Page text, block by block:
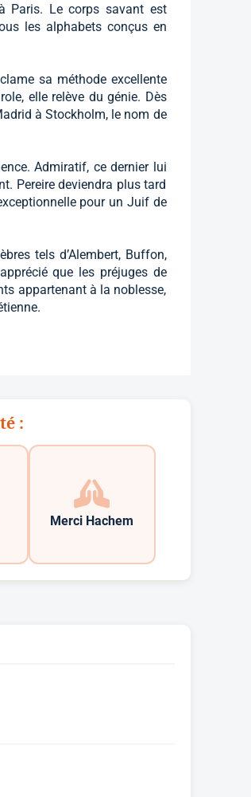
Paris. Le corps savant est
les alphabets conçus en
sa méthode excellente
elle relève du génie. Dès
à Stockholm, le nom de
Admiratif, ce dernier lui
Pereire deviendra plus tard
pour un Juif de
tels d’Alembert, Buffon,
que les préjuges de
appartenant à la noblesse,
:
Merci Hachem